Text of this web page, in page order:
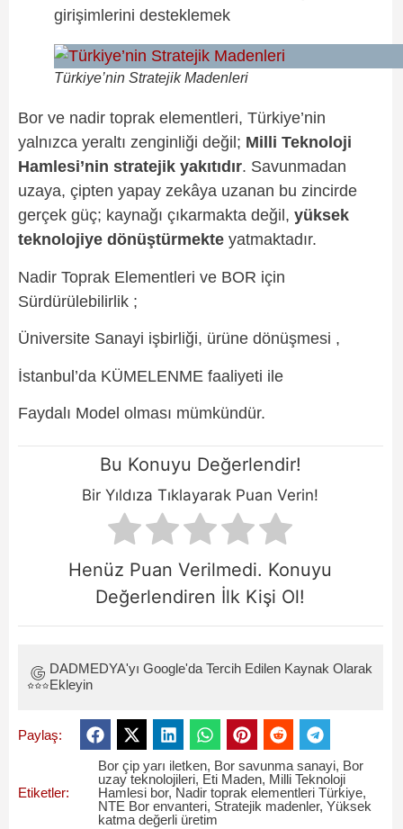
girişimlerini desteklemek
Türkiye’nin Stratejik Madenleri
Bor ve nadir toprak elementleri, Türkiye’nin
yalnızca yeraltı zenginliği değil; Milli Teknoloji
Hamlesi’nin stratejik yakıtıdır. Savunmadan
uzaya, çipten yapay zekâya uzanan bu zincirde
gerçek güç; kaynağı çıkarmakta değil, yüksek
teknolojiye dönüştürmekte yatmaktadır.
Nadir Toprak Elementleri ve BOR için
Sürdürülebilirlik ;
Üniversite Sanayi işbirliği, ürüne dönüşmesi ,
İstanbul’da KÜMELENME faaliyeti ile
Faydalı Model olması mümkündür.
Bu Konuyu Değerlendir!
Bir Yıldıza Tıklayarak Puan Verin!
Henüz Puan Verilmedi. Konuyu
Değerlendiren İlk Kişi Ol!
DADMEDYA'yı Google'da Tercih Edilen Kaynak Olarak
Ekleyin
Paylaş:
Etiketler:
Bor çip yarı iletken, Bor savunma sanayi, Bor
uzay teknolojileri, Eti Maden, Milli Teknoloji
Hamlesi bor, Nadir toprak elementleri Türkiye,
NTE Bor envanteri, Stratejik madenler,Yüksek
katma değerli üretim